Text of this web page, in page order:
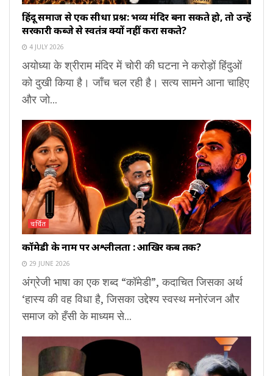
हिंदू समाज से एक सीधा प्रश्न: भव्य मंदिर बना सकते हो, तो उन्हें
सरकारी कब्जे से स्वतंत्र क्यों नहीं करा सकते?
4 JULY 2026
अयोध्या के श्रीराम मंदिर में चोरी की घटना ने करोड़ों हिंदुओं
को दुखी किया है। जाँच चल रही है। सत्य सामने आना चाहिए
और जो...
चर्चित
कॉमेडी के नाम पर अश्लीलता : आखिर कब तक?
29 JUNE 2026
अंग्रेजी भाषा का एक शब्द “कॉमेडी”, कदाचित जिसका अर्थ
‘हास्य की वह विधा है, जिसका उद्देश्य स्वस्थ मनोरंजन और
समाज को हँसी के माध्यम से...